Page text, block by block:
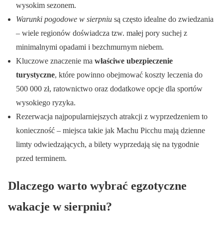
wysokim sezonem.
Warunki pogodowe w sierpniu są często idealne do zwiedzania
– wiele regionów doświadcza tzw. małej pory suchej z
minimalnymi opadami i bezchmurnym niebem.
Kluczowe znaczenie ma właściwe ubezpieczenie
turystyczne, które powinno obejmować koszty leczenia do
500 000 zł, ratownictwo oraz dodatkowe opcje dla sportów
wysokiego ryzyka.
Rezerwacja najpopularniejszych atrakcji z wyprzedzeniem to
konieczność – miejsca takie jak Machu Picchu mają dzienne
limty odwiedzających, a bilety wyprzedają się na tygodnie
przed terminem.
Dlaczego warto wybrać egzotyczne
wakacje w sierpniu?